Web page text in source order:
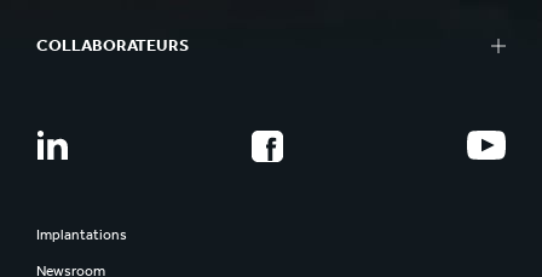
COLLABORATEURS
Implantations
Newsroom